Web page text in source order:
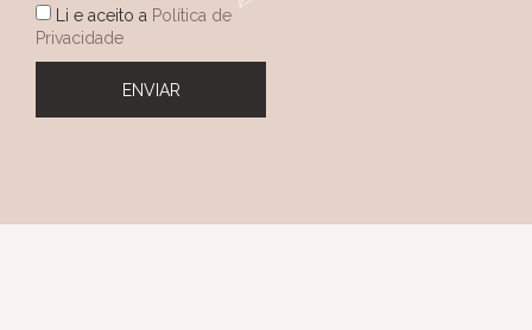
Li e aceito a Política de
Privacidade
ENVIAR